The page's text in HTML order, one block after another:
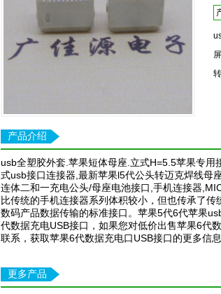
产品介绍
usb全塑胶外套.苹果短体母座.立式H=5.5苹果专用
式usb接口连接器,最新苹果l5代公头转迈克焊线母
连体二和一充电公头/母座电池接口,手机连接器
比传统的手机连接器系列体积较小，但也传承了
数码产品数据传输的标准接口。苹果5代6代苹果
代数据充电USB接口，如果您对低价出售苹果6代
联系，获取苹果6代数据充电口USB接口的更多信息
更多产品